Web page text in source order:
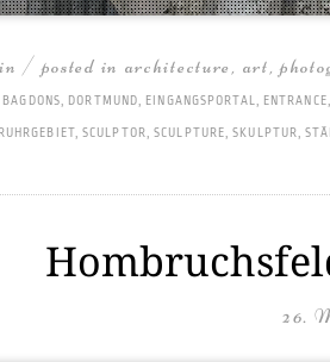
/ posted in architecture, art,
, DORTMUND, EINGANGSPORTAL, ENTRANCE
RUHRGEBIET,SCULPTOR,SCULPTURE,SKULPTUR,
26.